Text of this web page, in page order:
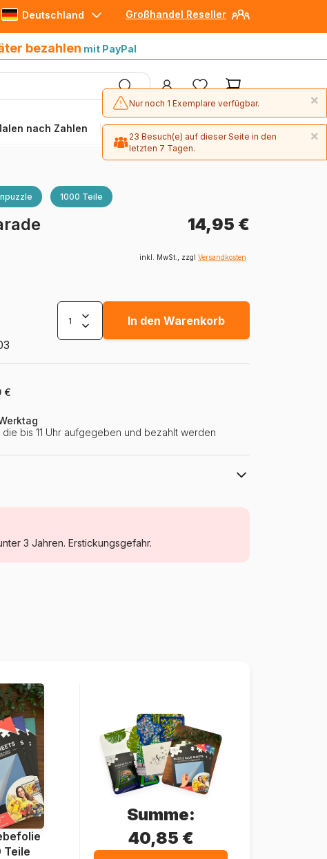
Großhandel Reseller
Deutschland
bezahlen mit PayPal
nach Zahlen Angebote
1000 Teile
14,95 €
inkl. MwSt., zzgl Versandkosten
In den Warenkorb
€
bis 11 Uhr aufgegeben und bezahlt werden
Puzzle für Erwachsene (500 bis 48000
3 Jahren. Erstickungsgefahr.
Teile
Summe:
40,85 €
×
Nur noch 1 Exemplare verfügbar.
×
23 Besuch(e) auf dieser Seite in den
letzten 7 Tagen.